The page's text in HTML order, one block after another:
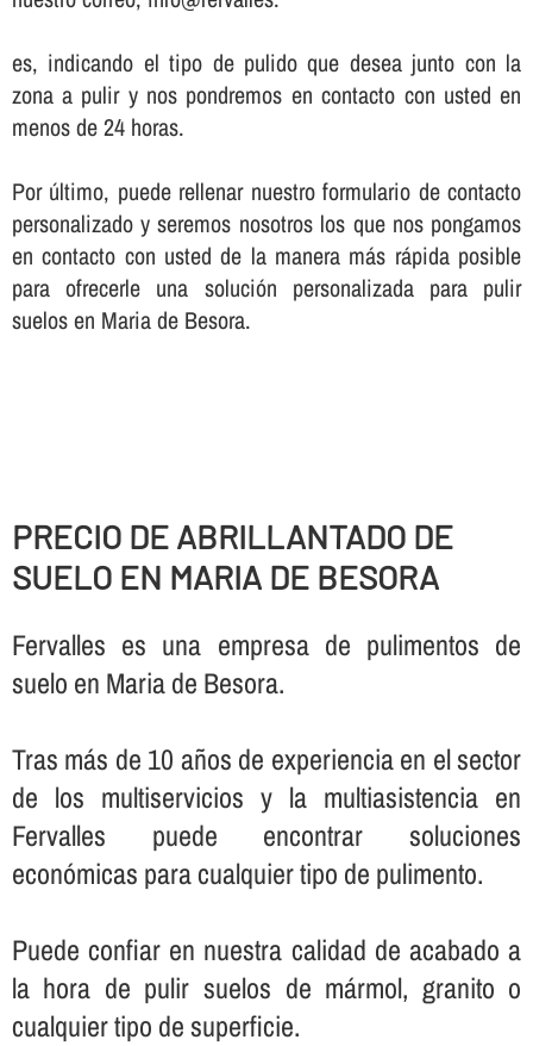
es, indicando el tipo de pulido que desea junto con la
zona a pulir y nos pondremos en contacto con usted en
menos de 24 horas.
Por último, puede rellenar nuestro formulario de contacto
personalizado y seremos nosotros los que nos pongamos
en contacto con usted de la manera más rápida posible
para ofrecerle una solución personalizada para pulir
suelos en Maria de Besora.
PRECIO DE ABRILLANTADO DE
SUELO EN MARIA DE BESORA
Fervalles es una empresa de pulimentos de
suelo en Maria de Besora.
Tras más de 10 años de experiencia en el sector
de los multiservicios y la multiasistencia en
Fervalles puede encontrar soluciones
económicas para cualquier tipo de pulimento.
Puede confiar en nuestra calidad de acabado a
la hora de pulir suelos de mármol, granito o
cualquier tipo de superficie.